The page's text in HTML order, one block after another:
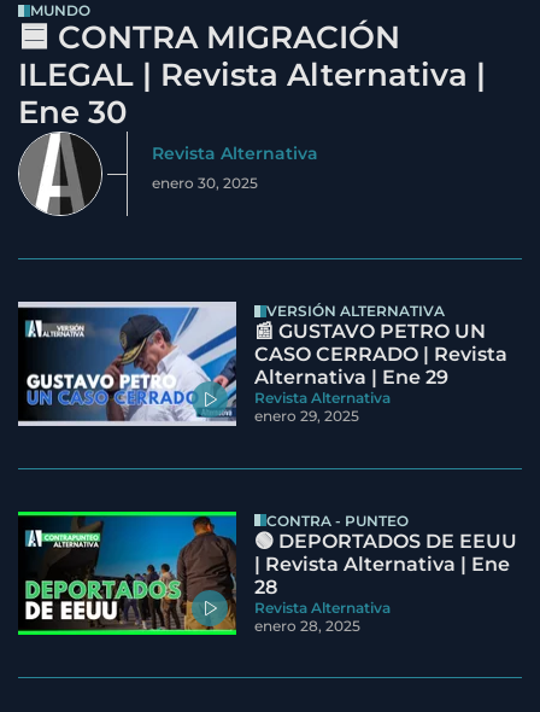
MUNDO
🟦 CONTRA MIGRACIÓN
ILEGAL | Revista Alternativa |
Ene 30
Revista Alternativa
enero 30, 2025
VERSIÓN ALTERNATIVA
📰 GUSTAVO PETRO UN
CASO CERRADO | Revista
Alternativa | Ene 29
Revista Alternativa
enero 29, 2025
CONTRA - PUNTEO
🟢 DEPORTADOS DE EEUU
| Revista Alternativa | Ene
28
Revista Alternativa
enero 28, 2025